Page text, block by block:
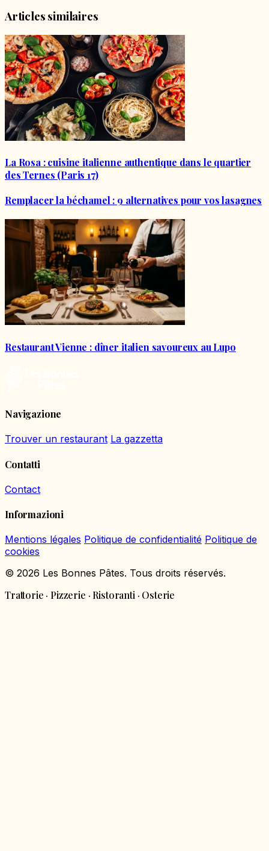
Articles similaires
La Rosa : cuisine italienne authentique dans le quartier
des Ternes (Paris 17)
Remplacer la béchamel : 9 alternatives pour vos lasagnes
Restaurant Vienne : dîner italien savoureux au Lupo
Navigazione
Trouver un restaurant La gazzetta
Contatti
Contact
Informazioni
Mentions légales Politique de confidentialité Politique de
cookies
© 2026 Les Bonnes Pâtes. Tous droits réservés.
Trattorie · Pizzerie · Ristoranti · Osterie